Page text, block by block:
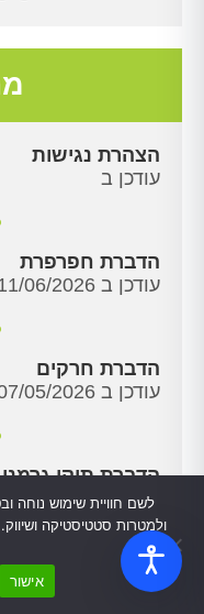
הצהרת נגישות
עודכן ב
הדברת חפרפרת
עודכן ב 11/06/2026, 12:03
הדברת חרקים
עודכן ב 07/05/2026, 14:36
הדברת תיקן גרמני
עודכן ב 07/05/2026, 14:04
דף הבית
ולמטרות סטטיסטיקה
אישור